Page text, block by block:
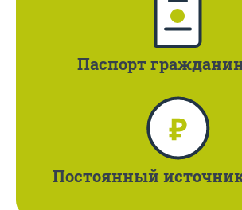
Паспорт
Постоянный